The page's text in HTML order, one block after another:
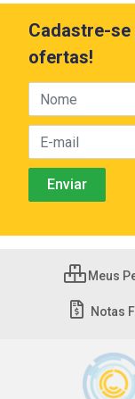
Cadastre-
ofertas!
Meus
Notas